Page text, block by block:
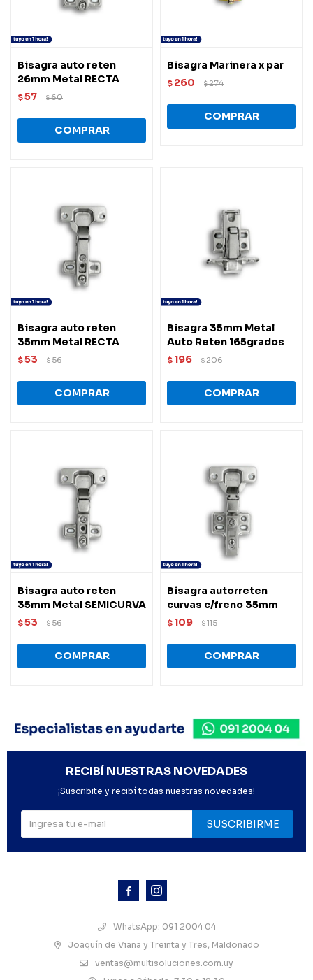
Bisagra auto reten
26mm Metal RECTA
$57 $60
Bisagra Marinera x par
$ 260 $274
Bisagra auto reten
35mm Metal RECTA
$53 $56
Bisagra 35mm Metal
Auto Reten 165grados
$ 196 $206
Bisagra auto reten
35mm Metal SEMICURVA
$53 $56
Bisagra autorreten
curvas c/freno 35mm
$ 109 $115
 
WhatsApp: 091 2004 04
Joaquín de Viana y Treinta y Tres, Maldonado
ventas@multisoluciones.com.uy
RECIBÍ NUESTRAS NOVEDADES
¡Suscribite y recibí todas nuestras novedades!
SUSCRIBIRME